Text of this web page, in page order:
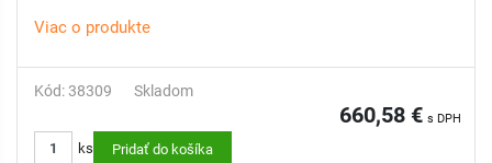
Viac o produkte
Kód: 38309 Skladom
660,58 € s DPH
ks Pridať do košíka